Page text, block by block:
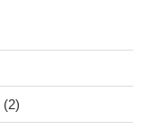
(2)